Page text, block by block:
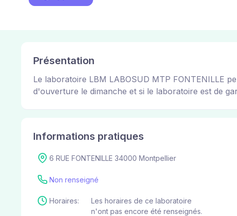
Présentation
Le laboratoire LBM LABOSUD MTP FONTENILLE
d'ouverture le dimanche et si le laboratoire est de
Informations pratiques
6 RUE FONTENILLE 34000 Montpellier
Non renseigné
Horaires:
Les horaires de ce laboratoire
n'ont pas encore été renseignés.